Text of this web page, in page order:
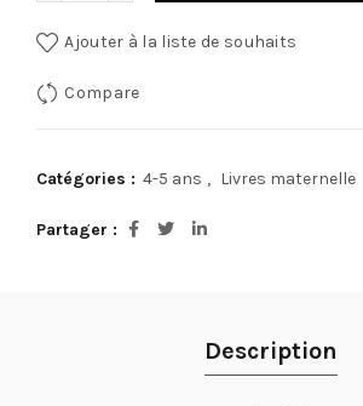
Ajouter à la liste de souhaits
Compare
Catégories : 4-5 ans , Livres maternelle
Partager
Description